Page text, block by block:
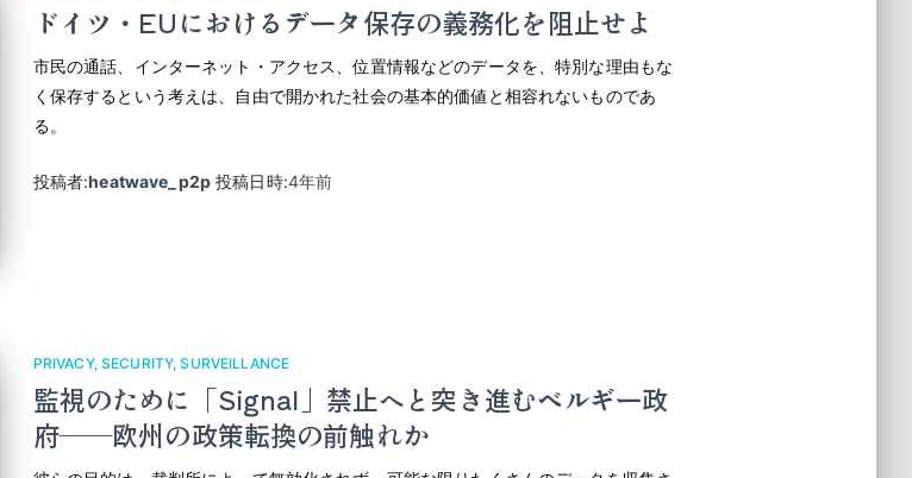
ドイツ・EUにおけるデータ保存の義務化を阻止せよ
市民の通話、インターネット・アクセス、位置情報などのデータを、特別な理由もな
く保存するという考えは、自由で開かれた社会の基本的価値と相容れないものであ
る。
投稿者:heatwave_p2p 投稿日時:4年前
PRIVACY SECURITY SURVEILLANCE
監視のために「Signal」禁止へと突き進むベルギー政
府――欧州の政策転換の前触れか